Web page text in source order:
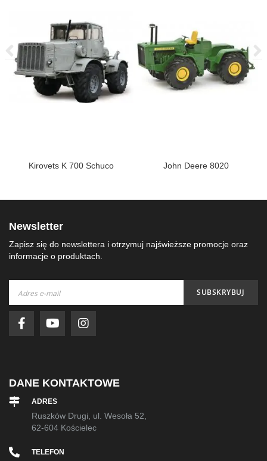
Kirovets K 700 Schuco John Deere 8020
Newsletter
Zapisz się do newslettera i otrzymuj najświeższe promocje oraz
informacje o produktach.
nasz
newsletter:
SUBSKRYBUJ
DANE KONTAKTOWE
ADRES
Ruszków Drugi, ul. Wesoła 52,
62-604 Kościelec
TELEFON